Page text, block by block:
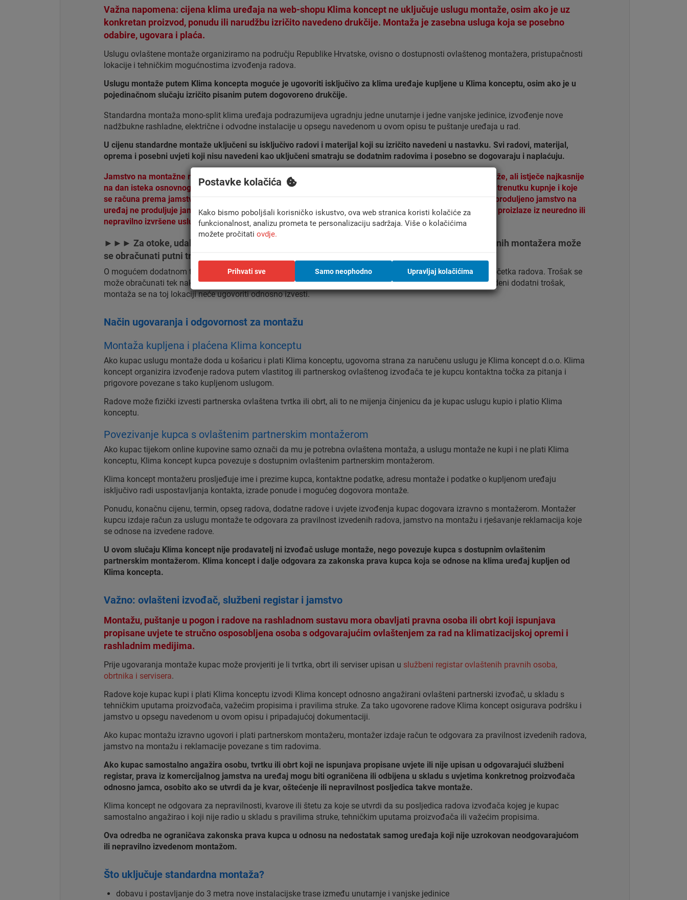
Važna napomena: cijena klima uređaja na web-shopu Klima koncept ne uključuje uslugu montaže, osim ako je uz
konkretan proizvod, ponudu ili narudžbu izričito navedeno drukčije. Montaža je zasebna usluga koja se posebno
odabire, ugovara i plaća.
Uslugu ovlaštene montaže organiziramo na području Republike Hrvatske, ovisno o dostupnosti ovlaštenog montažera, pristupačnosti
lokacije i tehničkim mogućnostima izvođenja radova.
Uslugu montaže putem Klima koncepta moguće je ugovoriti isključivo za klima uređaje kupljene u Klima konceptu, osim ako je u
pojedinačnom slučaju izričito pisanim putem dogovoreno drukčije.
Standardna montaža mono-split klima uređaja podrazumijeva ugradnju jedne unutarnje i jedne vanjske jedinice, izvođenje nove
nadžbukne rashladne, električne i odvodne instalacije u opsegu navedenom u ovom opisu te puštanje uređaja u rad.
U cijenu standardne montaže uključeni su isključivo radovi i materijal koji su izričito navedeni u nastavku. Svi radovi, materijal,
oprema i posebni uvjeti koji nisu navedeni kao uključeni smatraju se dodatnim radovima i posebno se dogovaraju i naplaćuju.
Jamstvo na montažne radove kupljene i plaćene Klima konceptu počinje datumom uredno završene montaže, ali istječe najkasnije
na dan isteka osnovnog komercijalnog jamstva na ugrađeni klima uređaj koje je bilo uključeno uz uređaj u trenutku kupnje i koje
se računa prema jamstvenim uvjetima konkretnog jamca. Naknadno aktivirano ili registracijom ostvareno produljeno jamstvo na
uređaj ne produljuje jamstvo na montažne radove. Ova odredba ne ograničava zakonska prava kupca koja proizlaze iz neuredno ili
nepravilno izvršene usluge.
►►► Za otoke, udaljene lokacije i područja koja nisu pokrivena standardnom mrežom ovlaštenih montažera može
se obračunati putni trošak ili drugi dodatni trošak povezan s dolaskom i izvođenjem radova.
O mogućem dodatnom trošku kupac mora biti obaviješten prije dogovora konačnog termina odnosno prije početka radova. Trošak se
može obračunati tek nakon što ga kupac ili osoba koju je kupac ovlastio prihvati. Ako kupac ne prihvati navedeni dodatni trošak,
montaža se na toj lokaciji neće ugovoriti odnosno izvesti.
Način ugovaranja i odgovornost za montažu
Montaža kupljena i plaćena Klima konceptu
Ako kupac uslugu montaže doda u košaricu i plati Klima konceptu, ugovorna strana za naručenu uslugu je Klima koncept d.o.o. Klima
koncept organizira izvođenje radova putem vlastitog ili partnerskog ovlaštenog izvođača te je kupcu kontaktna točka za pitanja i
prigovore povezane s tako kupljenom uslugom.
Radove može fizički izvesti partnerska ovlaštena tvrtka ili obrt, ali to ne mijenja činjenicu da je kupac uslugu kupio i platio Klima
konceptu.
Povezivanje kupca s ovlaštenim partnerskim montažerom
Ako kupac tijekom online kupovine samo označi da mu je potrebna ovlaštena montaža, a uslugu montaže ne kupi i ne plati Klima
konceptu, Klima koncept kupca povezuje s dostupnim ovlaštenim partnerskim montažerom.
Klima koncept montažeru prosljeđuje ime i prezime kupca, kontaktne podatke, adresu montaže i podatke o kupljenom uređaju
isključivo radi uspostavljanja kontakta, izrade ponude i mogućeg dogovora montaže.
Ponudu, konačnu cijenu, termin, opseg radova, dodatne radove i uvjete izvođenja kupac dogovara izravno s montažerom. Montažer
kupcu izdaje račun za uslugu montaže te odgovara za pravilnost izvedenih radova, jamstvo na montažu i rješavanje reklamacija koje
se odnose na izvedene radove.
U ovom slučaju Klima koncept nije prodavatelj ni izvođač usluge montaže, nego povezuje kupca s dostupnim ovlaštenim
partnerskim montažerom. Klima koncept i dalje odgovara za zakonska prava kupca koja se odnose na klima uređaj kupljen od
Klima koncepta.
Važno: ovlašteni izvođač, službeni registar i jamstvo
Montažu, puštanje u pogon i radove na rashladnom sustavu mora obavljati pravna osoba ili obrt koji ispunjava
propisane uvjete te stručno osposobljena osoba s odgovarajućim ovlaštenjem za rad na klimatizacijskoj opremi i
rashladnim medijima.
Prije ugovaranja montaže kupac može provjeriti je li tvrtka, obrt ili serviser upisan u službeni registar ovlaštenih pravnih osoba,
obrtnika i servisera.
Radove koje kupac kupi i plati Klima konceptu izvodi Klima koncept odnosno angažirani ovlašteni partnerski izvođač, u skladu s
tehničkim uputama proizvođača, važećim propisima i pravilima struke. Za tako ugovorene radove Klima koncept osigurava podršku i
jamstvo u opsegu navedenom u ovom opisu i pripadajućoj dokumentaciji.
Ako kupac montažu izravno ugovori i plati partnerskom montažeru, montažer izdaje račun te odgovara za pravilnost izvedenih radova,
jamstvo na montažu i reklamacije povezane s tim radovima.
Ako kupac samostalno angažira osobu, tvrtku ili obrt koji ne ispunjava propisane uvjete ili nije upisan u odgovarajući službeni
registar, prava iz komercijalnog jamstva na uređaj mogu biti ograničena ili odbijena u skladu s uvjetima konkretnog proizvođača
odnosno jamca, osobito ako se utvrdi da je kvar, oštećenje ili nepravilnost posljedica takve montaže.
Klima koncept ne odgovara za nepravilnosti, kvarove ili štetu za koje se utvrdi da su posljedica radova izvođača kojeg je kupac
samostalno angažirao i koji nije radio u skladu s pravilima struke, tehničkim uputama proizvođača ili važećim propisima.
Ova odredba ne ograničava zakonska prava kupca u odnosu na nedostatak samog uređaja koji nije uzrokovan neodgovarajućom
ili nepravilno izvedenom montažom.
Što uključuje standardna montaža?
dobavu i postavljanje do 3 metra nove instalacijske trase između unutarnje i vanjske jedinice
Postavke kolačića
Kako bismo poboljšali korisničko iskustvo, ova web stranica koristi kolačiće za
funkcionalnost, analizu prometa te personalizaciju sadržaja. Više o kolačićima
možete pročitati ovdje.
Prihvati sve Samo neophodno Upravljaj kolačićima